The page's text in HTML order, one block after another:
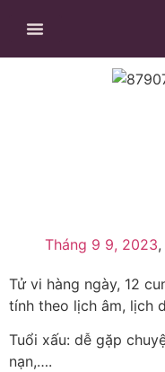
Tháng 9 9, 2023,
Tử vi hàng ngày, 12
tính theo lịch âm, lịch
Tuổi xấu: dễ gặp
nạn,….